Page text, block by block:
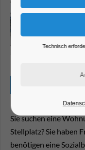
Stadtmarketing- und
Sie suchen eine
Stellplatz? Sie haben
benötigen eine
Technisch